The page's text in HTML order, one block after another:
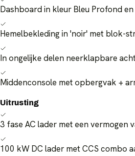
Dashboard in kleur Bleu Profond en
Hemelbekleding in 'noir' met blok-
In ongelijke delen neerklapbare
Middenconsole met opbergvak +
Uitrusting
3 fase AC lader met een vermogen
100 kW DC lader met CCS combo